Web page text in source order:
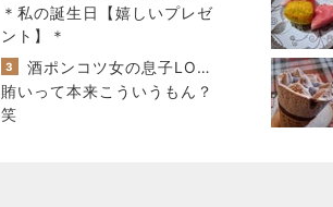
＊私の誕生日【嬉しいプレゼ
ント】＊
3
酒ポンコツ女の息子LOVE blog♡♡
賄いって本来こういうもん？
笑